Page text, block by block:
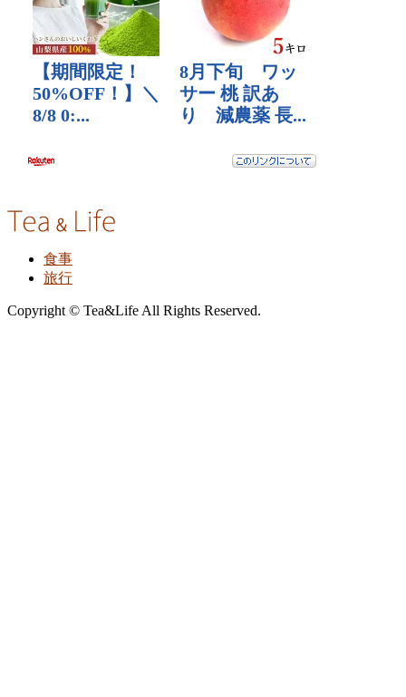
食事
旅行
Copyright © Tea&Life All Rights Reserved.